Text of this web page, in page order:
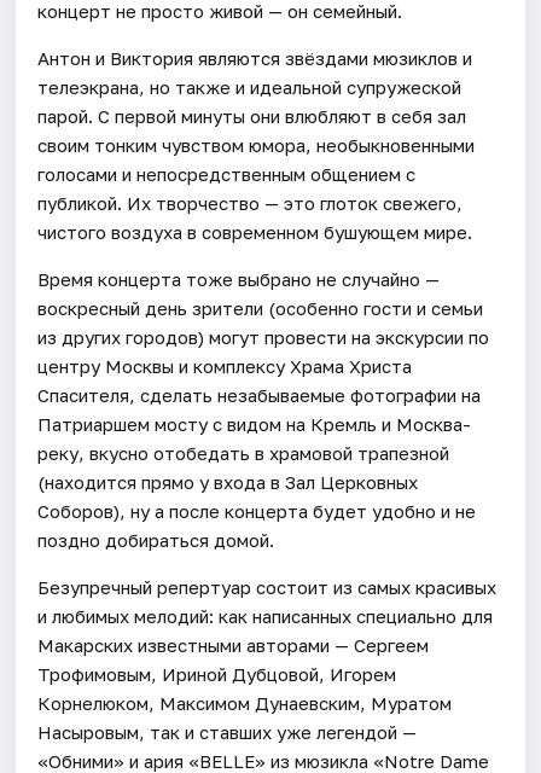
концерт не просто живой — он семейный.
Антон и Виктория являются звёздами мюзиклов и
телеэкрана, но также и идеальной супружеской
парой. С первой минуты они влюбляют в себя зал
своим тонким чувством юмора, необыкновенными
голосами и непосредственным общением с
публикой. Их творчество — это глоток свежего,
чистого воздуха в современном бушующем мире.
Время концерта тоже выбрано не случайно —
воскресный день зрители (особенно гости и семьи
из других городов) могут провести на экскурсии по
центру Москвы и комплексу Храма Христа
Спасителя, сделать незабываемые фотографии на
Патриаршем мосту с видом на Кремль и Москва-
реку, вкусно отобедать в храмовой трапезной
(находится прямо у входа в Зал Церковных
Соборов), ну а после концерта будет удобно и не
поздно добираться домой.
Безупречный репертуар состоит из самых красивых
и любимых мелодий: как написанных специально для
Макарских известными авторами — Сергеем
Трофимовым, Ириной Дубцовой, Игорем
Корнелюком, Максимом Дунаевским, Муратом
Насыровым, так и ставших уже легендой —
«Обними» и ария «BELLE» из мюзикла «Notre Dame